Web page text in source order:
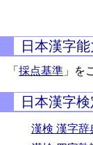
日本漢字
「採点基準 」を
日本漢字
漢検 漢字辞